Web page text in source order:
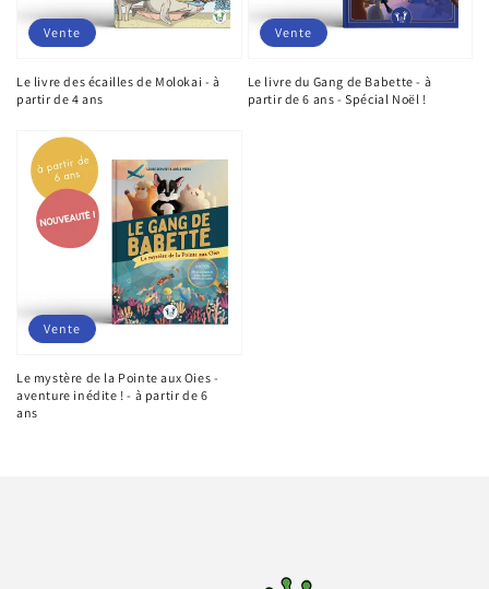
Le livre des écailles de Molokai - à
partir de 4 ans
Vente
Le livre du Gang de Babette - à
partir de 6 ans - Spécial Noël !
Vente
Le mystère de la Pointe aux Oies -
aventure inédite ! - à partir de 6
ans
Vente